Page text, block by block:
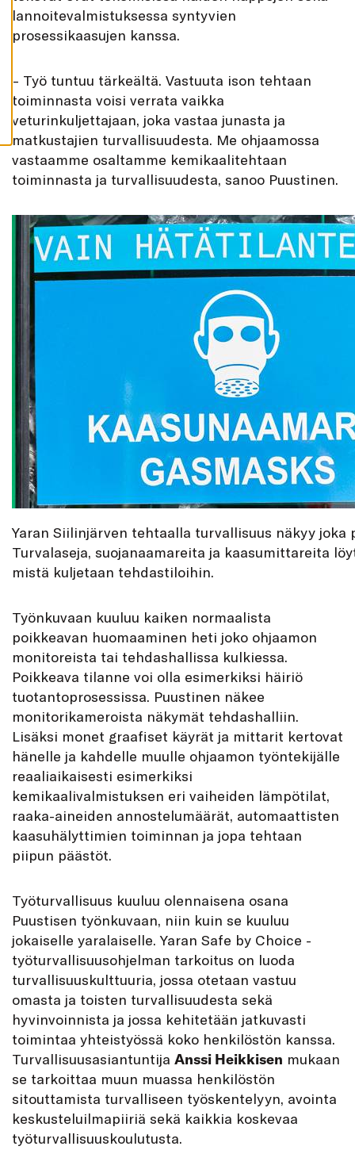
K
I
E
V
E
lannoitevalmistuksessa syntyvien
prosessikaasujen kanssa.
– Työ tuntuu tärkeältä. Vastuuta ison tehtaan
toiminnasta voisi verrata vaikka
veturinkuljettajaan, joka vastaa junasta ja
matkustajien turvallisuudesta. Me ohjaamossa
vastaamme osaltamme kemikaalitehtaan
toiminnasta ja turvallisuudesta, sanoo Puustinen.
Yaran Siilinjärven tehtaalla turvallisuus näkyy joka
Turvalaseja, suojanaamareita ja kaasumittareita
mistä kuljetaan tehdastiloihin.
Työnkuvaan kuuluu kaiken normaalista
poikkeavan huomaaminen heti joko ohjaamon
monitoreista tai tehdashallissa kulkiessa.
Poikkeava tilanne voi olla esimerkiksi häiriö
tuotantoprosessissa. Puustinen näkee
monitorikameroista näkymät tehdashalliin.
Lisäksi monet graafiset käyrät ja mittarit kertovat
hänelle ja kahdelle muulle ohjaamon työntekijälle
reaaliaikaisesti esimerkiksi
kemikaalivalmistuksen eri vaiheiden lämpötilat,
raaka-aineiden annostelumäärät, automaattisten
kaasuhälyttimien toiminnan ja jopa tehtaan
piipun päästöt.
Työturvallisuus kuuluu olennaisena osana
Puustisen työnkuvaan, niin kuin se kuuluu
jokaiselle yaralaiselle. Yaran Safe by Choice -
työturvallisuusohjelman tarkoitus on luoda
turvallisuuskulttuuria, jossa otetaan vastuu
omasta ja toisten turvallisuudesta sekä
hyvinvoinnista ja jossa kehitetään jatkuvasti
toimintaa yhteistyössä koko henkilöstön kanssa.
Turvallisuusasiantuntija Anssi Heikkisen mukaan
se tarkoittaa muun muassa henkilöstön
sitouttamista turvalliseen työskentelyyn, avointa
keskusteluilmapiiriä sekä kaikkia koskevaa
työturvallisuuskoulutusta.